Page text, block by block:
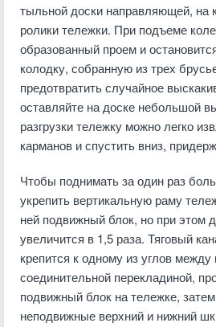
тыльной доски направляющей, на
ролики тележки. При подъеме
образованный проем и
колодку, собранную из трех
предотвратить случайное
оставляйте на доске небольшой
разгрузки тележку можно легко
карманов и спустить вниз,
Чтобы поднимать за один раз
укрепить вертикальную раму
ней подвижный блок, но при этом
увеличится в 1,5 раза. Тяговый
крепится к одному из углов
соединительной перекладиной,
подвижный блок на тележке,
неподвижные верхний и нижний